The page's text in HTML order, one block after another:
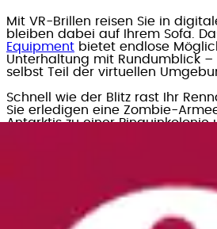
Mit VR-Brillen reisen Sie in
bleiben dabei auf Ihrem Sofa.
Equipment bietet endlose
Unterhaltung mit Rundumblick –
selbst Teil der virtuellen
Schnell wie der Blitz rast Ihr
Sie erledigen eine Zombie-
Antarktis zu einer Pinguinkolonie